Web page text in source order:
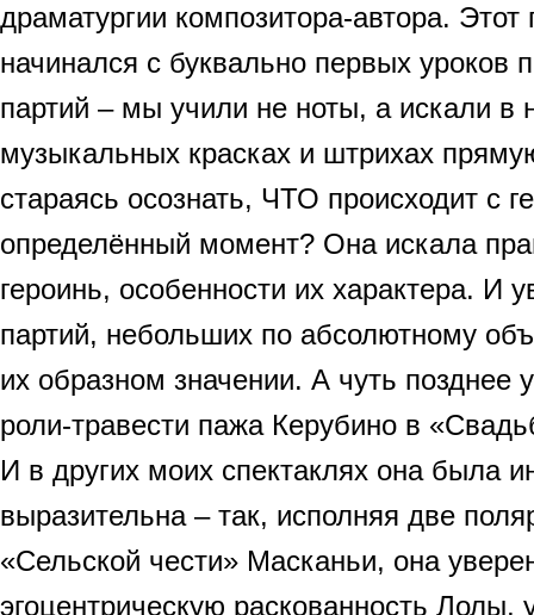
драматургии композитора-автора. Этот
начинался с буквально первых уроков
партий – мы учили не ноты, а искали в
музыкальных красках и штрихах
стараясь осознать, ЧТО происходит с
определённый момент? Она искала
героинь, особенности их характера. И
партий, небольших по абсолютному
их образном значении. А чуть позднее
роли-травести пажа Керубино в
И в других моих спектаклях она была
выразительна – так, исполняя две
«Сельской чести» Масканьи, она
эгоцентрическую раскованность Лолы,